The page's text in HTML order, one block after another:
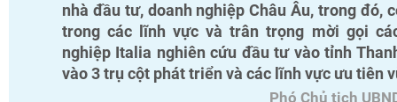
nhà đầu tư, doanh nghiệp Châu Âu, trong đó,
trong các lĩnh vực và trân trọng mời gọi
nghiệp Italia nghiên cứu đầu tư vào tỉnh
vào 3 trụ cột phát triển và các lĩnh vực ưu tiên
Phó Chủ tịch